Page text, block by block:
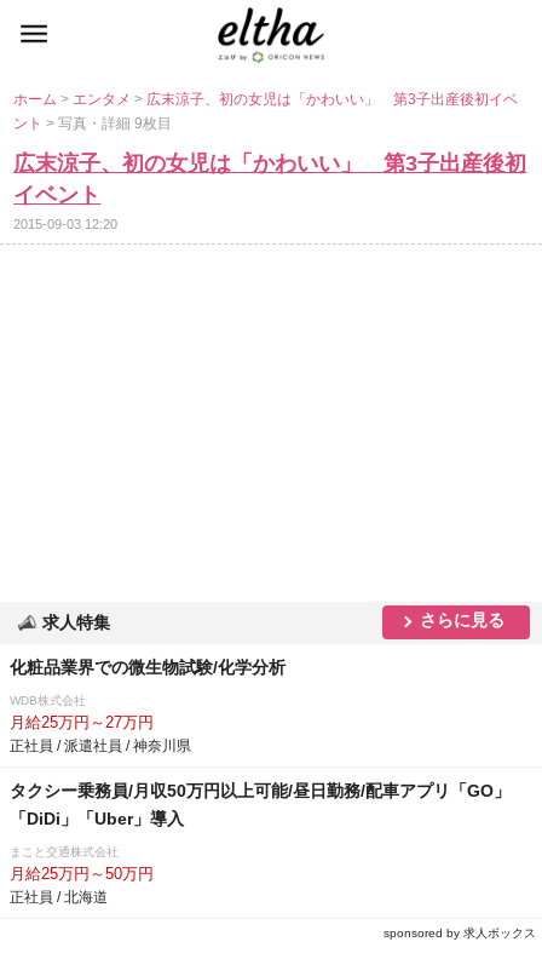
ホーム> エンタメ> 広末涼子、初の女児は「かわいい」 第3子出産後初イベ
ント> 写真・詳細 9枚目
広末涼子、初の女児は「かわいい」 第3子出産後初
イベント
2015-09-03 12:20
求人特集 さらに見る
化粧品業界での微生物試験/化学分析
WDB株式会社
月給25万円～27万円
正社員 / 派遣社員 / 神奈川県
タクシー乗務員/月収50万円以上可能/昼日勤務/配車アプリ「GO」
「DiDi」「Uber」導入
まこと交通株式会社
月給25万円～50万円
正社員 / 北海道
sponsored by 求人ボックス